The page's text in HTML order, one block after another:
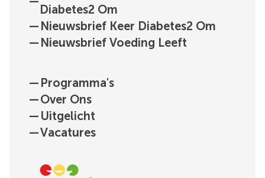
Diabetes2 Om
— Nieuwsbrief Keer Diabetes2 Om
— Nieuwsbrief Voeding Leeft
— Programma's
—Over Ons
— Uitgelicht
—Vacatures